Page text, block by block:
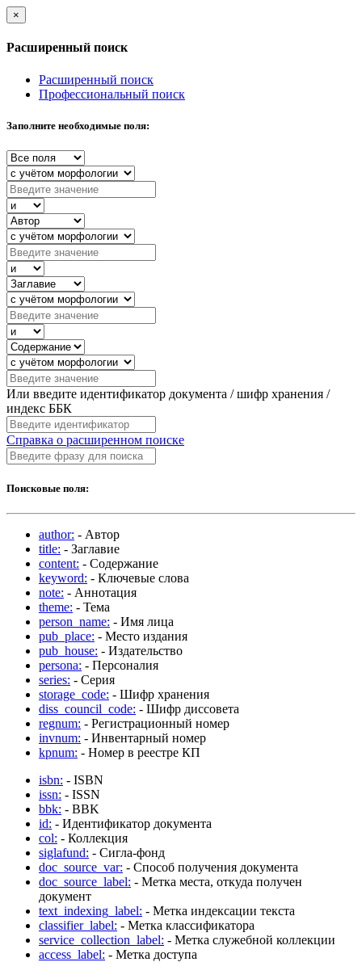
×
Расширенный поиск
Расширенный поиск
Профессиональный поиск
Заполните необходимые поля:
Или введите идентификатор документа / шифр хранения /
индекс ББК
Справка о расширенном поиске
Поисковые поля:
author: - Автор
title: - Заглавие
content: - Содержание
keyword: - Ключевые слова
note: - Аннотация
theme: - Тема
person_name: - Имя лица
pub_place: - Место издания
pub_house: - Издательство
persona: - Персоналия
series: - Серия
storage_code: - Шифр хранения
diss_council_code: - Шифр диссовета
regnum: - Регистрационный номер
invnum: - Инвентарный номер
kpnum: - Номер в реестре КП
isbn: - ISBN
issn: - ISSN
bbk: - BBK
id: - Идентификатор документа
col: - Коллекция
siglafund: - Сигла-фонд
doc_source_var: - Способ получения документа
doc_source_label: - Метка места, откуда получен
документ
text_indexing_label: - Метка индексации текста
classifier_label: - Метка классификатора
service_collection_label: - Метка служебной коллекции
access_label: - Метка доступа